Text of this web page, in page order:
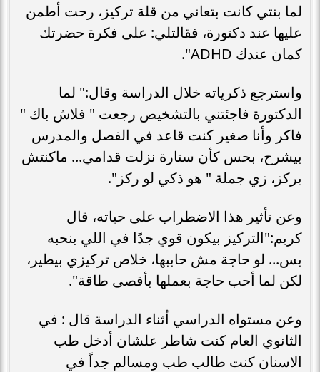
لما بنتي كانت بتعاني من قلة تركيز، رحت أطمن
عليها عند دكتورة، فقالتلي: على فكرة حضرتك
كمان عندك ADHD".
واسترجع ذكرياته خلال الدراسة وقال:" لما
الدكتورة فاجئتني بالتشخيص رجعت " فلاش باك "
فاكر وأنا صغير كنت قاعد في الفصل والمدرس
بيشرح، بحس كأن ستارة نزلت قدامي... ماكنتش
بركز، زي جملة " هو ذكي لو ركز".
وعن تأثير هذا الاضطراب على حياته، قال
كريم:"التركيز بيكون قوي جدًا في اللي بنحبه
بس... لو حاجة مش حاببها، خلاص تركيزي بيطير،
لكن لما أحب حاجة بعملها بأقصى طاقة".
وعن مستواه الدراسي أثناء الدراسة قال : في
الثانوي العام كنت شاطر علشان أدخل طب
الاسنان كنت طالب طب ومسالم جداً في